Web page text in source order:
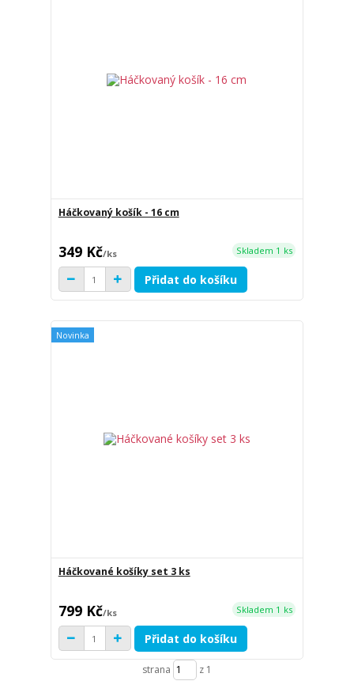
Háčkovaný košík - 16 cm
349 Kč/ks Skladem 1 ks
Přidat do košíku
Novinka
Háčkované košíky set 3 ks
799 Kč/ks Skladem 1 ks
Přidat do košíku
strana z 1